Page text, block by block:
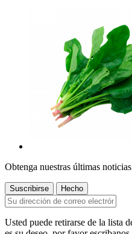
Obtenga nuestras últimas
Usted puede retirarse de la lista